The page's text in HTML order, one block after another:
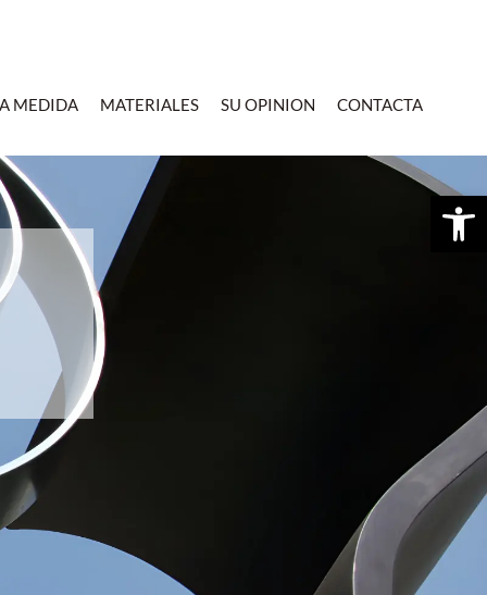
MEDIDA MATERIALES SU OPINION CONTACTA